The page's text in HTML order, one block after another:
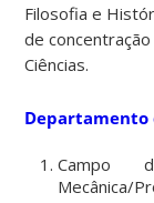
Filosofia e
de
Ciências.
Departamento
Campo
Mecânica/